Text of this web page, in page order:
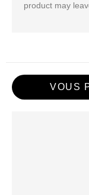
product may
VOUS